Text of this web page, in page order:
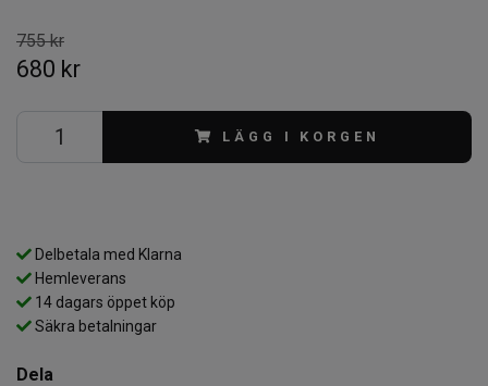
755 kr
680 kr
LÄGG I KORGEN
Delbetala med Klarna
Hemleverans
14 dagars öppet köp
Säkra betalningar
Dela